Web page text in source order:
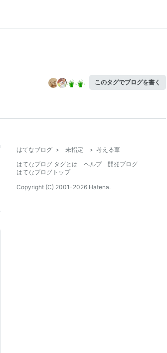
このタグでブログを書く
はてなブログ > 未指定 > 考える葦
はてなブログ タグとは
ヘルプ
開発ブログ
はてなブログトップ
Copyright (C) 2001-2026 Hatena.